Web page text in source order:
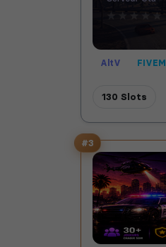
AltV FIVEM
130 Slots
#3